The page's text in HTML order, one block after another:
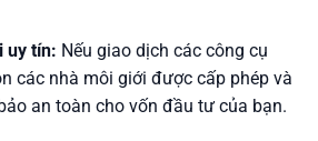
uy tín: Nếu giao dịch các công cụ
các nhà môi giới được cấp phép và
an toàn cho vốn đầu tư của bạn.